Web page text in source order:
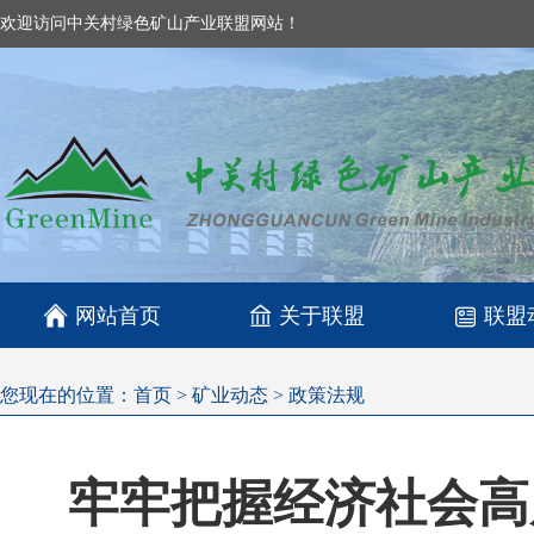
欢迎访问中关村绿色矿山产业联盟网站！
 网站首页 关于联盟 联盟
您现在的位置： 首页 > 矿业动态 > 政策法规
牢牢把握经济社会